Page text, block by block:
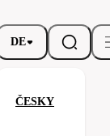
DE
ČESKY